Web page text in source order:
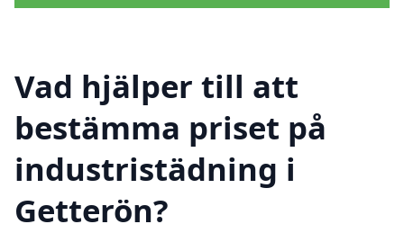
Vad hjälper till att
bestämma priset på
industristädning i
Getterön?